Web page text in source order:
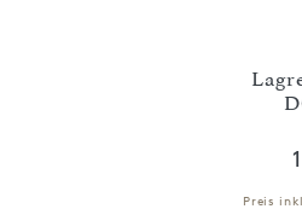
Preis